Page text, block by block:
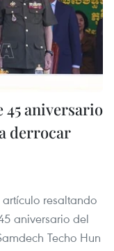
45 aniversario
derrocar
resaltando
aniversario del
Techo Hun